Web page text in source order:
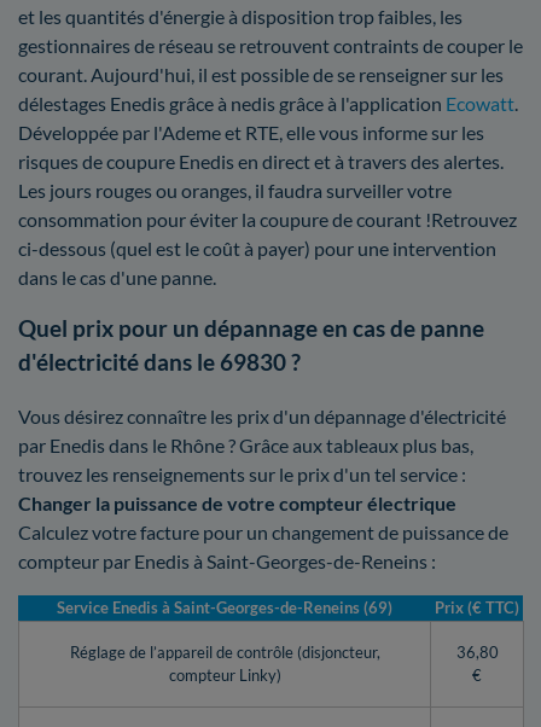
et les quantités d'énergie à disposition trop faibles, les
gestionnaires de réseau se retrouvent contraints de couper le
courant. Aujourd'hui, il est possible de se renseigner sur les
délestages Enedis grâce à nedis grâce à l'application Ecowatt.
Développée par l'Ademe et RTE, elle vous informe sur les
risques de coupure Enedis en direct et à travers des alertes.
Les jours rouges ou oranges, il faudra surveiller votre
consommation pour éviter la coupure de courant !Retrouvez
ci-dessous (quel est le coût à payer) pour une intervention
dans le cas d'une panne.
Quel prix pour un dépannage en cas de panne
d'électricité dans le 69830 ?
Vous désirez connaître les prix d'un dépannage d'électricité
par Enedis dans le Rhône ? Grâce aux tableaux plus bas,
trouvez les renseignements sur le prix d'un tel service :
Changer la puissance de votre compteur électrique
Calculez votre facture pour un changement de puissance de
compteur par Enedis à Saint-Georges-de-Reneins :
Service Enedis à Saint-Georges-de-Reneins (69) Prix (€ TTC)
Réglage de l’appareil de contrôle (disjoncteur,
compteur Linky)
36,80
€